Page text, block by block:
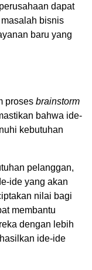
dapat
bisnis
baru yang
proses brainstorm
bahwa ide-
kebutuhan
pelanggan,
ide yang akan
nilai bagi
membantu
dengan lebih
ide-ide